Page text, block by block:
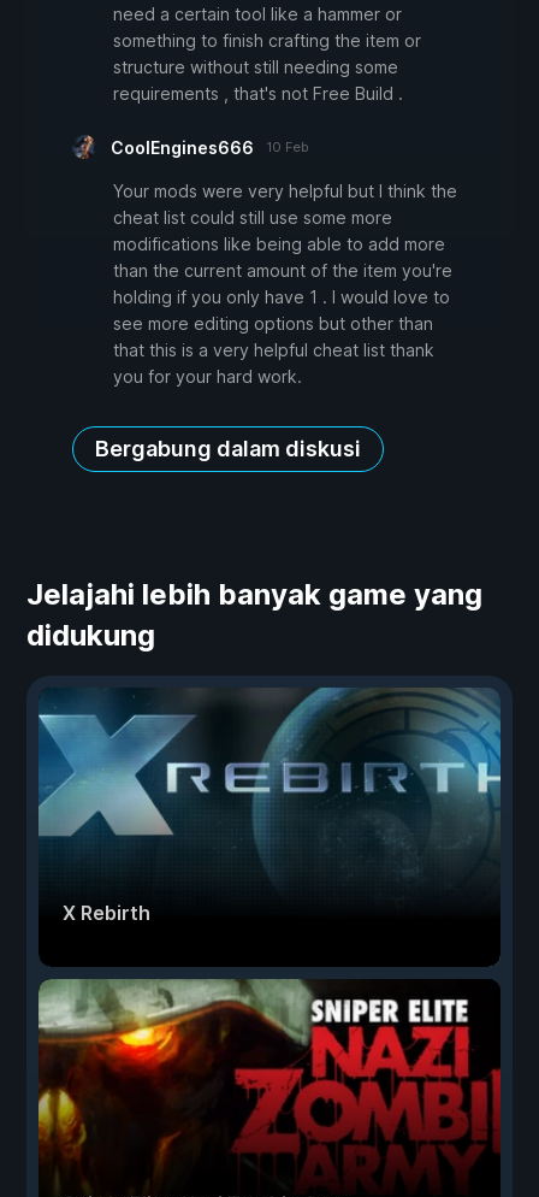
need a certain tool like a hammer or
something to finish crafting the item or
structure without still needing some
requirements , that's not Free Build .
CoolEngines666 10 Feb
Your mods were very helpful but I think the
cheat list could still use some more
modifications like being able to add more
than the current amount of the item you're
holding if you only have 1 . I would love to
see more editing options but other than
that this is a very helpful cheat list thank
you for your hard work.
Bergabung dalam diskusi
Jelajahi lebih banyak game yang
didukung
X Rebirth